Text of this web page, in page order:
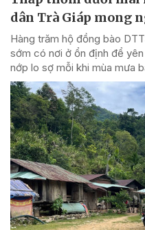
dân Trà Giáp mong
Hàng trăm hộ đồng bào
sớm có nơi ở ổn định để
nớp lo sợ mỗi khi mùa mưa